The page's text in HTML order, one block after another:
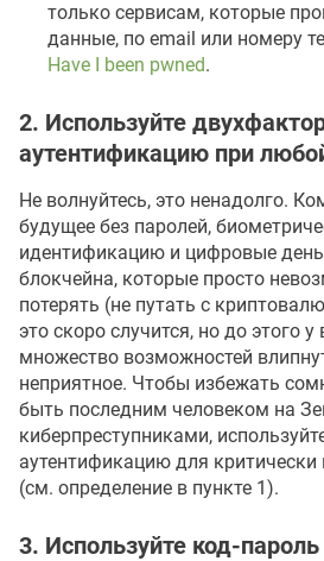
только сервисам, которые
данные, по email или номеру
Have I been pwned.
2. Используйте
аутентификацию при
Не волнуйтесь, это ненадолго.
будущее без паролей,
идентификацию и цифровые
блокчейна, которые просто
потерять (не путать с
это скоро случится, но до этого у
множество возможностей
неприятное. Чтобы избежать
быть последним человеком на
киберпреступниками,
аутентификацию для
(см. определение в пункте 1).
3. Используйте код-